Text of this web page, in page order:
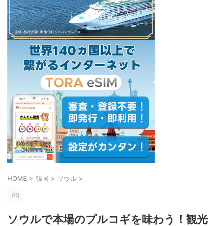
HOME > 韓国 > ソウル >
PR
ソウルで本場のプルコギを味わう！観光